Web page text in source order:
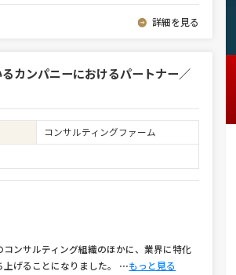
詳細を見る
カンパニーにおけるパートナー／
コンサルティングファーム
ンサルティング組織のほかに、業界に特化
げることになりました。 ⋯もっと見る